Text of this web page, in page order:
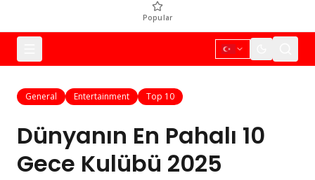
Popular
General Entertainment Top 10
Dünyanın En Pahalı 10
Gece Kulübü 2025